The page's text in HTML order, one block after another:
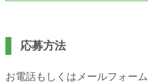
応募方法
お電話もしくはメールフォー